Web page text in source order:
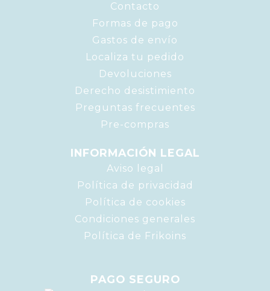
Contacto
Formas de pago
Gastos de envío
Localiza tu pedido
Devoluciones
Derecho desistimiento
Preguntas frecuentes
Pre-compras
INFORMACIÓN LEGAL
Aviso legal
Política de privacidad
Política de cookies
Condiciones generales
Política de Frikoins
PAGO SEGURO